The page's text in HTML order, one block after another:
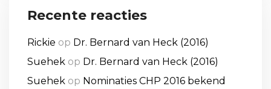
Recente reacties
Rickie op Dr. Bernard van Heck (2016)
Suehek op Dr. Bernard van Heck (2016)
Suehek op Nominaties CHP 2016 bekend